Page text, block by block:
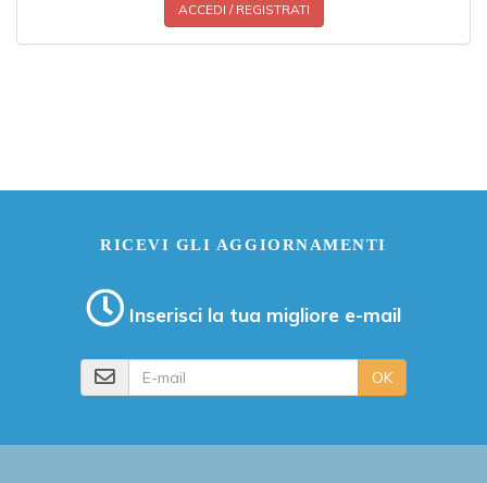
ACCEDI / REGISTRATI
RICEVI GLI AGGIORNAMENTI
Inserisci la tua migliore e-mail
OK